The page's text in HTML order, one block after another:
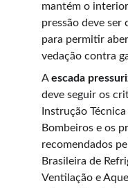
mantém o
pressão deve ser
para permitir
vedação contra
A escada
deve seguir os
Instrução
Bombeiros e os
recomendados
Brasileira de
Ventilação e